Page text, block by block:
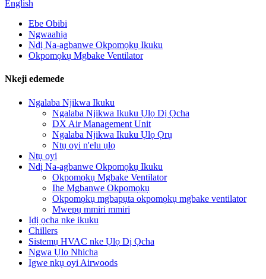
English
Ebe Obibi
Ngwaahịa
Ndị Na-agbanwe Okpomọkụ Ikuku
Okpomọkụ Mgbake Ventilator
Nkeji edemede
Ngalaba Njikwa Ikuku
Ngalaba Njikwa Ikuku Ụlọ Dị Ọcha
DX Air Management Unit
Ngalaba Njikwa Ikuku Ụlọ Ọrụ
Ntụ oyi n'elu ụlọ
Ntụ oyi
Ndị Na-agbanwe Okpomọkụ Ikuku
Okpomọkụ Mgbake Ventilator
Ihe Mgbanwe Okpomọkụ
Okpomọkụ mgbapụta okpomọkụ mgbake ventilator
Mwepụ mmiri mmiri
Ịdị ọcha nke ikuku
Chillers
Sistemụ HVAC nke Ụlọ Dị Ọcha
Ngwa Ụlọ Nhicha
Igwe nkụ oyi Airwoods